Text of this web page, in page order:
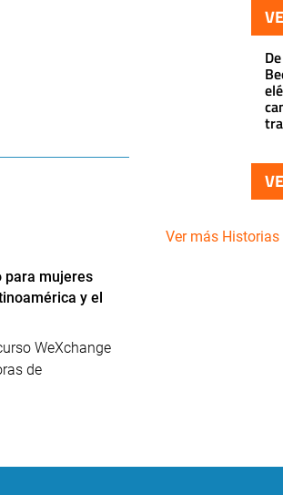
para mujeres
y el
WeXchange
de
Ver más Historias